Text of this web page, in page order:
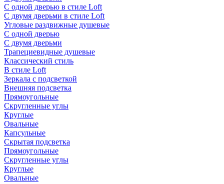
С одной дверью в стиле Loft
С двумя дверьми в стиле Loft
Угловые раздвижные душевые
С одной дверью
С двумя дверьми
Трапециевидные душевые
Классический стиль
В стиле Loft
Зеркала с подсветкой
Внешняя подсветка
Прямоугольные
Скругленные углы
Круглые
Овальные
Капсульные
Скрытая подсветка
Прямоугольные
Скругленные углы
Круглые
Овальные